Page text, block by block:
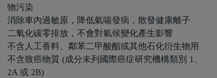
物污染
消除車內過敏原，降低氣喘發病，散發健康離子
二氧化碳零排放，不會對氣候變化產生影響
不含人工香料、鄰苯二甲酸酯或其他石化衍生物用
不含致癌物質 (成分未列國際癌症研究機構類別 1、
2A 或 2B)